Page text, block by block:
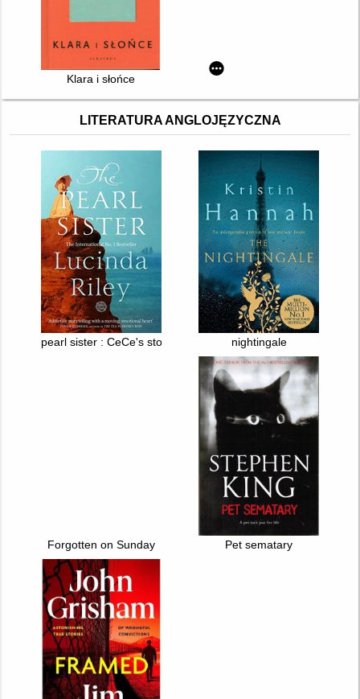
Klara i słońce
LITERATURA ANGLOJĘZYCZNA
pearl sister : CeCe's story nightingale
Forgotten on Sunday Pet sematary